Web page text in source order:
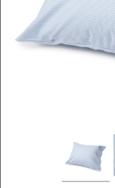
Mattor
Belysning
Utemöbler